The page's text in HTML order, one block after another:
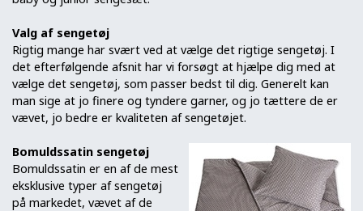
Valg af sengetøj
Rigtig mange har svært ved at vælge det rigtige sengetøj. I
det efterfølgende afsnit har vi forsøgt at hjælpe dig med at
vælge det sengetøj, som passer bedst til dig. Generelt kan
man sige at jo finere og tyndere garner, og jo tættere de er
vævet, jo bedre er kvaliteten af sengetøjet.
Bomuldssatin sengetøj
Bomuldssatin er en af de mest
eksklusive typer af sengetøj
på markedet, vævet af de